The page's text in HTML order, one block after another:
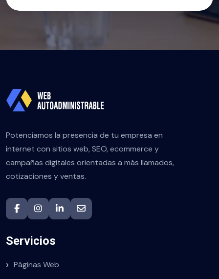
Potenciamos la presencia de tu empresa en
internet con sitios web, SEO, ecommerce y
campañas digitales orientadas a más llamados,
cotizaciones y ventas.
Servicios
Páginas Web